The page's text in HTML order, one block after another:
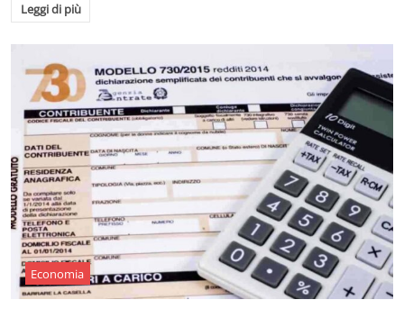
Leggi di più
Economia